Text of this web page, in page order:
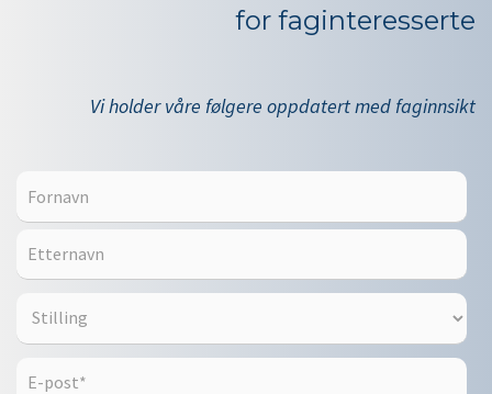
for faginteresserte
Vi holder våre følgere oppdatert med faginnsikt